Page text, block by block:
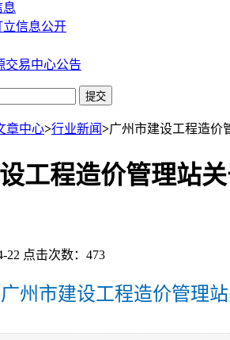
息
立信息公开
交易中心公告
章中心>行业新闻>广州市建设工程造价
工程造价管理站
22 点击次数：473
广州市建设工程造价管理